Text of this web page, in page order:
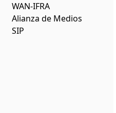
WAN-IFRA
Alianza de Medios
SIP